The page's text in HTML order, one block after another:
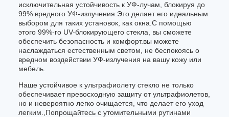
исключительная устойчивость к УФ-лучам, блокируя до
99% вредного УФ-излучения.Это делает его идеальным
выбором для таких установок, как окна.С помощью
этого 99%-го UV-блокирующего стекла, вы сможете
обеспечить безопасность и комфорт.вы можете
наслаждаться естественным светом, не беспокоясь о
вредном воздействии УФ-излучения на вашу кожу или
мебель.
Наше устойчивое к ультрафиолету стекло не только
обеспечивает превосходную защиту от ультрафиолетов,
но и невероятно легко очищается, что делает его уход
легким.,Попрощайтесь с утомительными рутинами